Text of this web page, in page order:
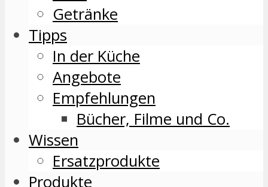
Getränke
Tipps
In der Küche
Angebote
Empfehlungen
Bücher, Filme und Co.
Wissen
Ersatzprodukte
Produkte